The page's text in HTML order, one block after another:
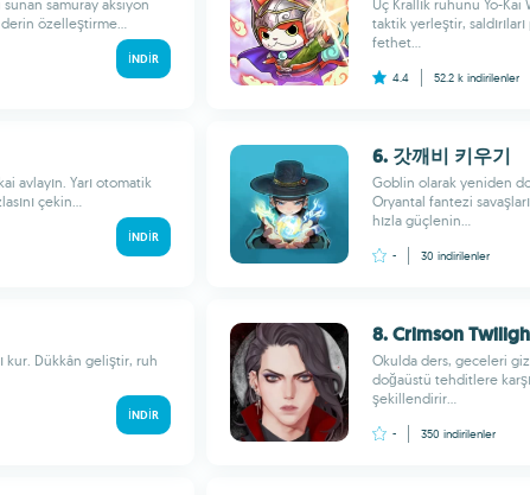
samuray aksiyon
derin özelleştirme...
İNDIR
Üç Krallık ruhunu Yo-
taktik yerleştir,
fethet...
4.4 52.2 k indirilenler
avlayın. Yarı otomatik
çekin...
İNDIR
6. 갓깨비 키우기
Goblin olarak yeniden
Oryantal fantezi
hızla güçlenin...
- 30 indirilenler
kur. Dükkân geliştir, ruh
İNDIR
8. Crimson
Okulda ders, geceleri
doğaüstü tehditlere
şekillendirir...
- 350 indirilenler